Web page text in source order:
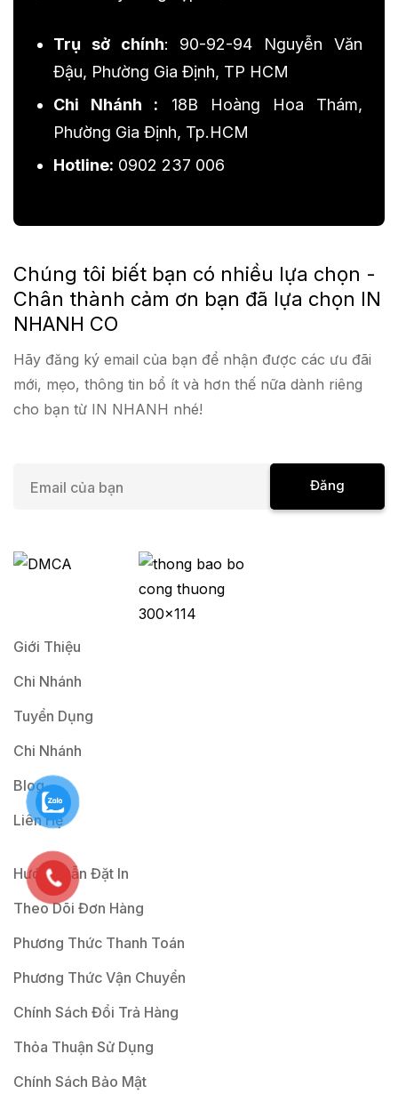
Trụ sở chính: 90-92-94 Nguyễn Văn
Đậu, Phường Gia Định, TP HCM
Chi Nhánh : 18B Hoàng Hoa Thám,
Phường Gia Định, Tp.HCM
Hotline: 0902 237 006
Chúng tôi biết bạn có nhiều lựa chọn -
Chân thành cảm ơn bạn đã lựa chọn IN
NHANH CO
Hãy đăng ký email của bạn để nhận được các ưu đãi
mới, mẹo, thông tin bổ ít và hơn thế nữa dành riêng
cho bạn từ IN NHANH nhé!
i
Đăng
Giới Thiệu
Chi Nhánh
Tuyển Dụng
Chi Nhánh
Blog
Liên Hệ
Hướng Dẫn Đặt In
Theo Dõi Đơn Hàng
Phương Thức Thanh Toán
Phương Thức Vận Chuyển
Chính Sách Đổi Trả Hàng
Thỏa Thuận Sử Dụng
Chính Sách Bảo Mật